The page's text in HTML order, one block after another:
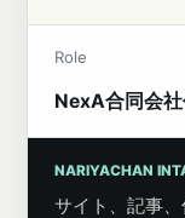
Role
NexA合同会
NARIYACHAN
サイト、記事